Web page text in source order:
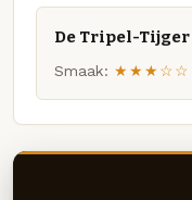
De Tripel-Tijger
Smaak: ★★★☆☆